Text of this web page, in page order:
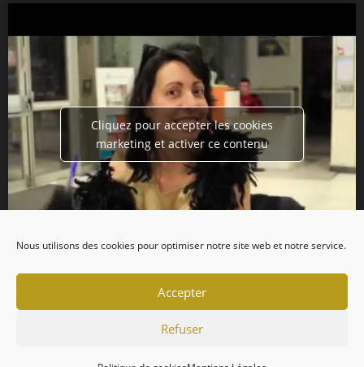
Nous utilisons des cookies pour optimiser notre site web et notre service.
Accepter
Refuser
Cliquez pour accepter les cookies
marketing et activer ce contenu